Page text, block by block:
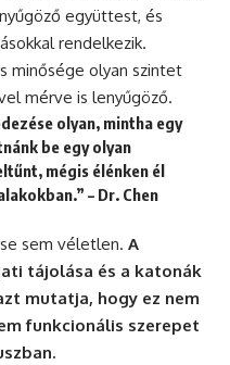
együttest, és
rendelkezik.
minősége olyan szintet
mérve is lenyűgöző.
olyan, mintha egy
be egy olyan
mégis élénken él
– Dr. Chen
sem véletlen. A
tájolása és a katonák
mutatja, hogy ez nem
funkcionális szerepet